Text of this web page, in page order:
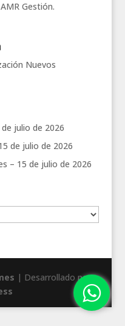
Gestión.
Nuevos
de julio de 2026
de julio de 2026
– 15 de julio de 2026
| Desarrollado por